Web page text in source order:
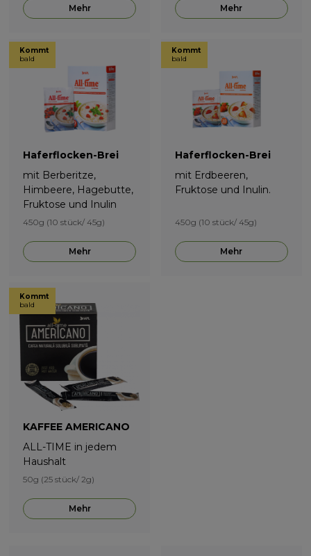
Mehr Mehr
Kommt
bald
Haferflocken-Brei
mit Berberitze,
Himbeere, Hagebutte,
Fruktose und Inulin
450g (10 stück/ 45g)
Mehr
Kommt
bald
Haferflocken-Brei
mit Erdbeeren,
Fruktose und Inulin.
450g (10 stück/ 45g)
Mehr
Kommt
bald
KAFFEE AMERICANO
ALL-TIME in jedem
Haushalt
50g (25 stück/ 2g)
Mehr